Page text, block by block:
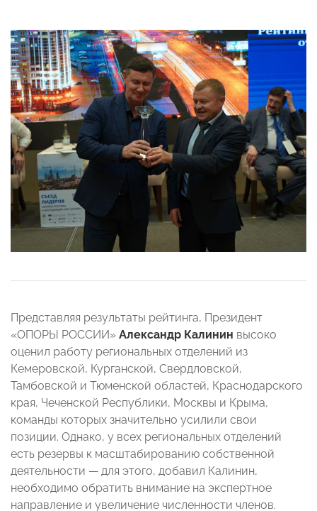
Представляя результаты рейтинга, Президент
«ОПОРЫ РОССИИ» Александр Калинин высоко
оценил работу региональных отделений из
Кемеровской, Курганской, Свердловской,
Тамбовской и Тюменской областей, Краснодарского
края, Чеченской Республики, Москвы и Крыма,
команды которых значительно усилили свои
позиции. Однако, у всех региональных отделений
есть резервы к масштабированию собственной
деятельности — для этого, добавил Калинин,
необходимо обратить внимание на экспертное
направление и увеличение численности членов.